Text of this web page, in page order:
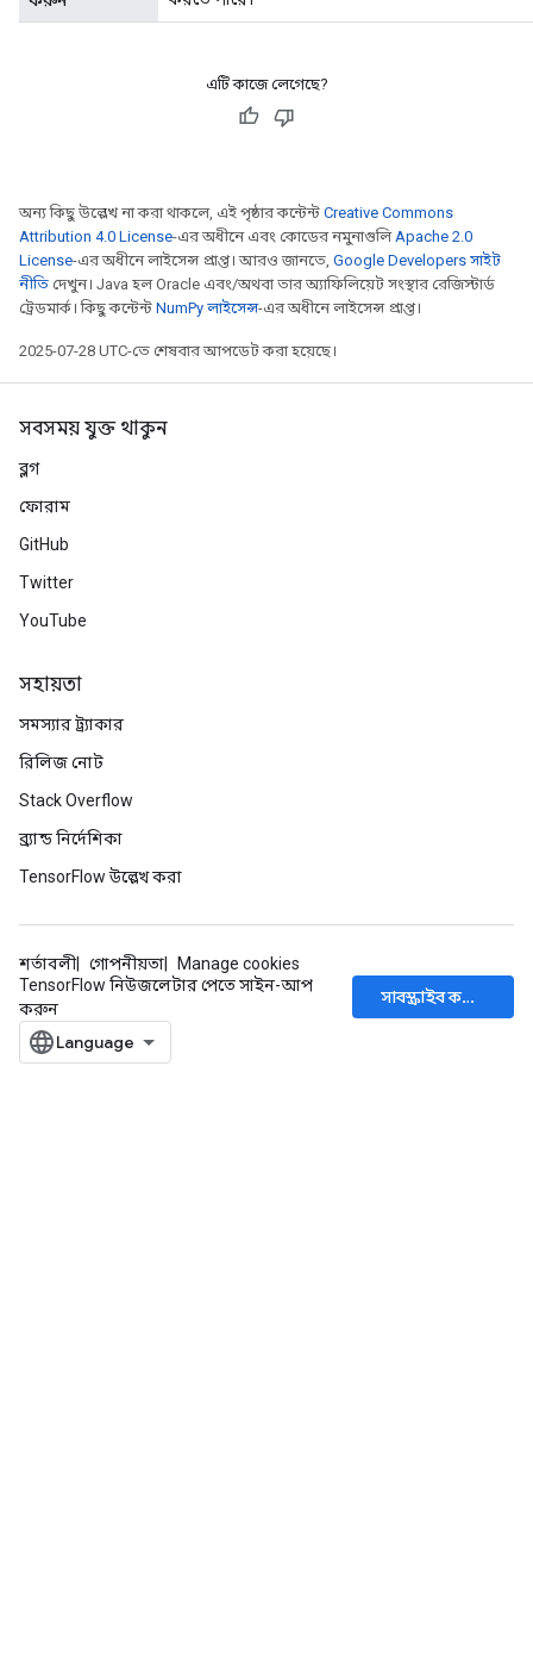
এটি কাজে লেগেছে?
অন্য কিছু উল্লেখ না করা থাকলে, এই পৃষ্ঠার কন্টেন্ট Creative Commons
Attribution 4.0 License-এর অধীনে এবং কোডের নমুনাগুলিApache 2.0
License-এর অধীনে লাইসেন্স প্রাপ্ত। আরও জানতে, Google Developers সাইট
নীতি দেখুন। Java হল Oracle এবং/অথবা তার অ্যাফিলিয়েট সংস্থার রেজিস্টার্ড
ট্রেডমার্ক। কিছু কন্টেন্ট NumPy লাইসেন্স-এর অধীনে লাইসেন্স প্রাপ্ত।
2025-07-28 UTC-তে শেষবার আপডেট করা হয়েছে।
সবসময় যুক্ত থাকুন
ব্লগ
ফোরাম
GitHub
Twitter
YouTube
সহায়তা
সমস্যার ট্র্যাকার
রিলিজ নোট
Stack Overflow
ব্র্যান্ড নির্দেশিকা
TensorFlow উল্লেখ করা
শর্তাবলী গোপনীয়তা
Manage cookies
TensorFlow নিউজলেটার পেতে সাইন-আপ
করুন
সাবস্ক্রাইব করুন